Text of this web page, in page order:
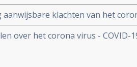
klachten van het
virus ook en zelfs nog
aanwijsbare klachten
over het corona virus - COVID-